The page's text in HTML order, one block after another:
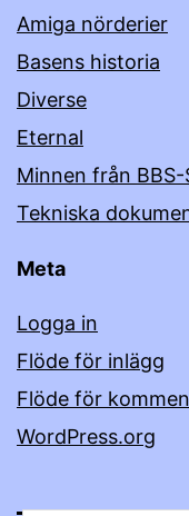
Amiga nörderier
Basens historia
Diverse
Eternal
Minnen från BBS-
Tekniska
Meta
Logga in
Flöde för inlägg
Flöde för
WordPress.org